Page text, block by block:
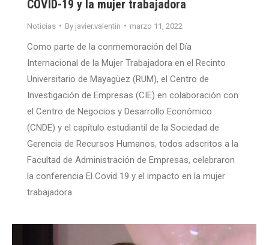
COVID-19 y la mujer trabajadora
Noticias By javier.valentin marzo 11, 2022
Como parte de la conmemoración del Día
Internacional de la Mujer Trabajadora en el Recinto
Universitario de Mayagüez (RUM), el Centro de
Investigación de Empresas (CIE) en colaboración con
el Centro de Negocios y Desarrollo Económico
(CNDE) y el capítulo estudiantil de la Sociedad de
Gerencia de Recursos Humanos, todos adscritos a la
Facultad de Administración de Empresas, celebraron
la conferencia El Covid 19 y el impacto en la mujer
trabajadora.